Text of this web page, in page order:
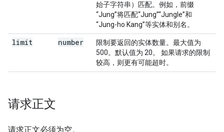
始子字符串）匹配。例如，前缀
“Jung”将匹配“Jung”“Jungle”和
“Jung-ho Kang”等实体和别名。
limit number
限制要返回的实体数量。最大值为
500。默认值为 20。 如果请求的限制
较高，则更有可能超时。
请求正文
请求正文必须为空。